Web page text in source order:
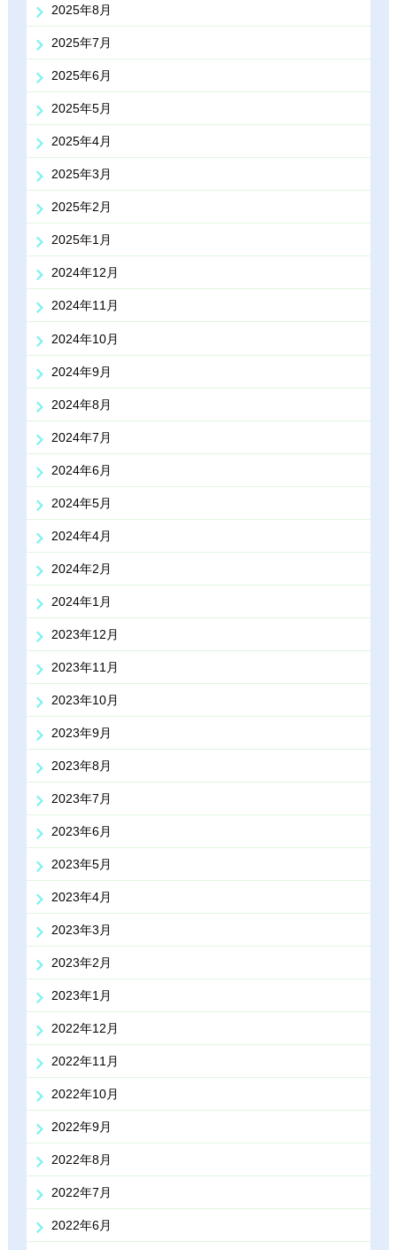
2025年8月
2025年7月
2025年6月
2025年5月
2025年4月
2025年3月
2025年2月
2025年1月
2024年12月
2024年11月
2024年10月
2024年9月
2024年8月
2024年7月
2024年6月
2024年5月
2024年4月
2024年2月
2024年1月
2023年12月
2023年11月
2023年10月
2023年9月
2023年8月
2023年7月
2023年6月
2023年5月
2023年4月
2023年3月
2023年2月
2023年1月
2022年12月
2022年11月
2022年10月
2022年9月
2022年8月
2022年7月
2022年6月